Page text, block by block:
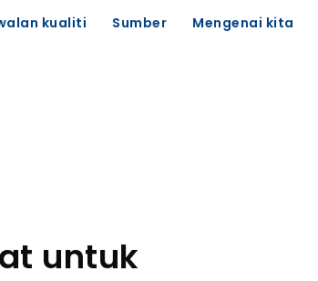
kualiti Sumber Mengenai kita
untuk